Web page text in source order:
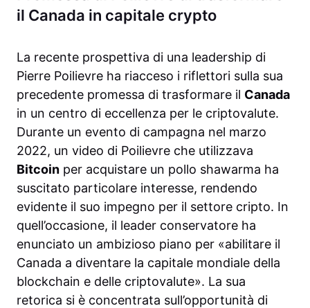
il Canada in capitale crypto
La recente prospettiva di una leadership di
Pierre Poilievre ha riacceso i riflettori sulla sua
precedente promessa di trasformare il Canada
in un centro di eccellenza per le criptovalute.
Durante un evento di campagna nel marzo
2022, un video di Poilievre che utilizzava
Bitcoin per acquistare un pollo shawarma ha
suscitato particolare interesse, rendendo
evidente il suo impegno per il settore cripto. In
quell’occasione, il leader conservatore ha
enunciato un ambizioso piano per «abilitare il
Canada a diventare la capitale mondiale della
blockchain e delle criptovalute». La sua
retorica si è concentrata sull’opportunità di